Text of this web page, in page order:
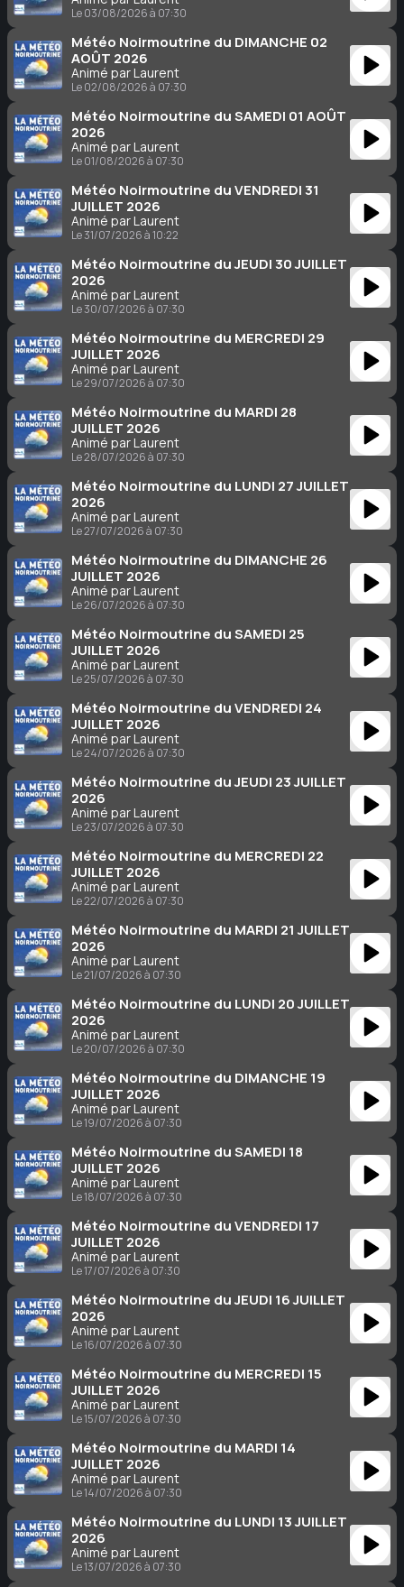
Le 03/08/2026 à 07:30
Météo Noirmoutrine du DIMANCHE 02
AOÛT 2026
Animé par Laurent
Le 02/08/2026 à 07:30
Météo Noirmoutrine du SAMEDI 01 AOÛT
2026
Animé par Laurent
Le 01/08/2026 à 07:30
Météo Noirmoutrine du VENDREDI 31
JUILLET 2026
Animé par Laurent
Le 31/07/2026 à 10:22
Météo Noirmoutrine du JEUDI 30 JUILLET
2026
Animé par Laurent
Le 30/07/2026 à 07:30
Météo Noirmoutrine du MERCREDI 29
JUILLET 2026
Animé par Laurent
Le 29/07/2026 à 07:30
Météo Noirmoutrine du MARDI 28
JUILLET 2026
Animé par Laurent
Le 28/07/2026 à 07:30
Météo Noirmoutrine du LUNDI 27 JUILLET
2026
Animé par Laurent
Le 27/07/2026 à 07:30
Météo Noirmoutrine du DIMANCHE 26
JUILLET 2026
Animé par Laurent
Le 26/07/2026 à 07:30
Météo Noirmoutrine du SAMEDI 25
JUILLET 2026
Animé par Laurent
Le 25/07/2026 à 07:30
Météo Noirmoutrine du VENDREDI 24
JUILLET 2026
Animé par Laurent
Le 24/07/2026 à 07:30
Météo Noirmoutrine du JEUDI 23 JUILLET
2026
Animé par Laurent
Le 23/07/2026 à 07:30
Météo Noirmoutrine du MERCREDI 22
JUILLET 2026
Animé par Laurent
Le 22/07/2026 à 07:30
Météo Noirmoutrine du MARDI 21 JUILLET
2026
Animé par Laurent
Le 21/07/2026 à 07:30
Météo Noirmoutrine du LUNDI 20 JUILLET
2026
Animé par Laurent
Le 20/07/2026 à 07:30
Météo Noirmoutrine du DIMANCHE 19
JUILLET 2026
Animé par Laurent
Le 19/07/2026 à 07:30
Météo Noirmoutrine du SAMEDI 18
JUILLET 2026
Animé par Laurent
Le 18/07/2026 à 07:30
Météo Noirmoutrine du VENDREDI 17
JUILLET 2026
Animé par Laurent
Le 17/07/2026 à 07:30
Météo Noirmoutrine du JEUDI 16 JUILLET
2026
Animé par Laurent
Le 16/07/2026 à 07:30
Météo Noirmoutrine du MERCREDI 15
JUILLET 2026
Animé par Laurent
Le 15/07/2026 à 07:30
Météo Noirmoutrine du MARDI 14
JUILLET 2026
Animé par Laurent
Le 14/07/2026 à 07:30
Météo Noirmoutrine du LUNDI 13 JUILLET
2026
Animé par Laurent
Le 13/07/2026 à 07:30